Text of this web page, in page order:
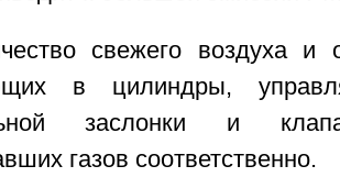
свежего воздуха и
в цилиндры,
заслонки и
газов соответственно.